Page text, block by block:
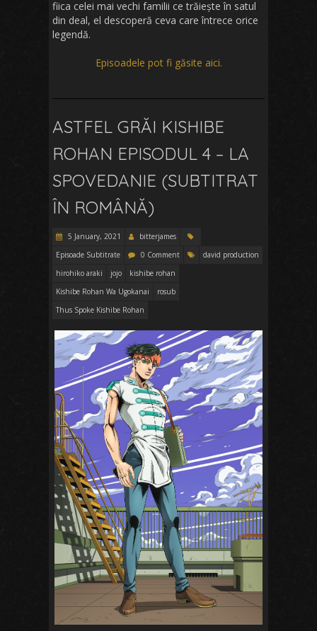
fiica celei mai vechi familii ce trăiește în satul
din deal, el descoperă ceva care întrece orice
legendă.
Episoadele pot fi găsite aici.
ASTFEL GRĂI KISHIBE
ROHAN EPISODUL 4 – LA
SPOVEDANIE (SUBTITRAT
ÎN ROMÂNĂ)
5 January, 2021
bitterjames
Episoade Subtitrate
0 Comment
david production
hirohiko araki
jojo
kishibe rohan
Kishibe Rohan Wa Ugokanai
rosub
Thus Spoke Kishibe Rohan